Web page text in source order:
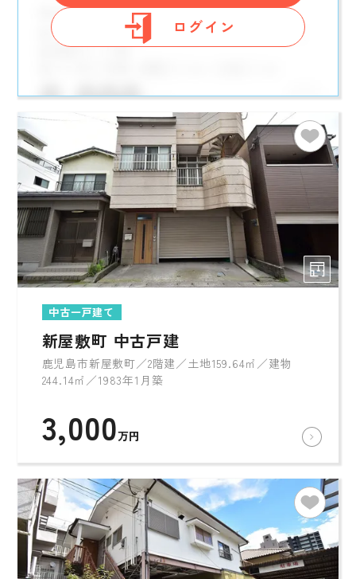
ログイン
中古一戸建て
新屋敷町 中古戸建
鹿児島市新屋敷町／2階建／土地159.64㎡／建物
244.14㎡／1983年1月築
3,000万円